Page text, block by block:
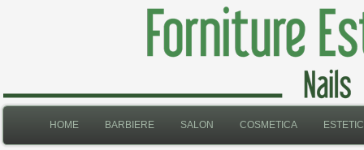
HOME BARBIERE SALON COSMETICA